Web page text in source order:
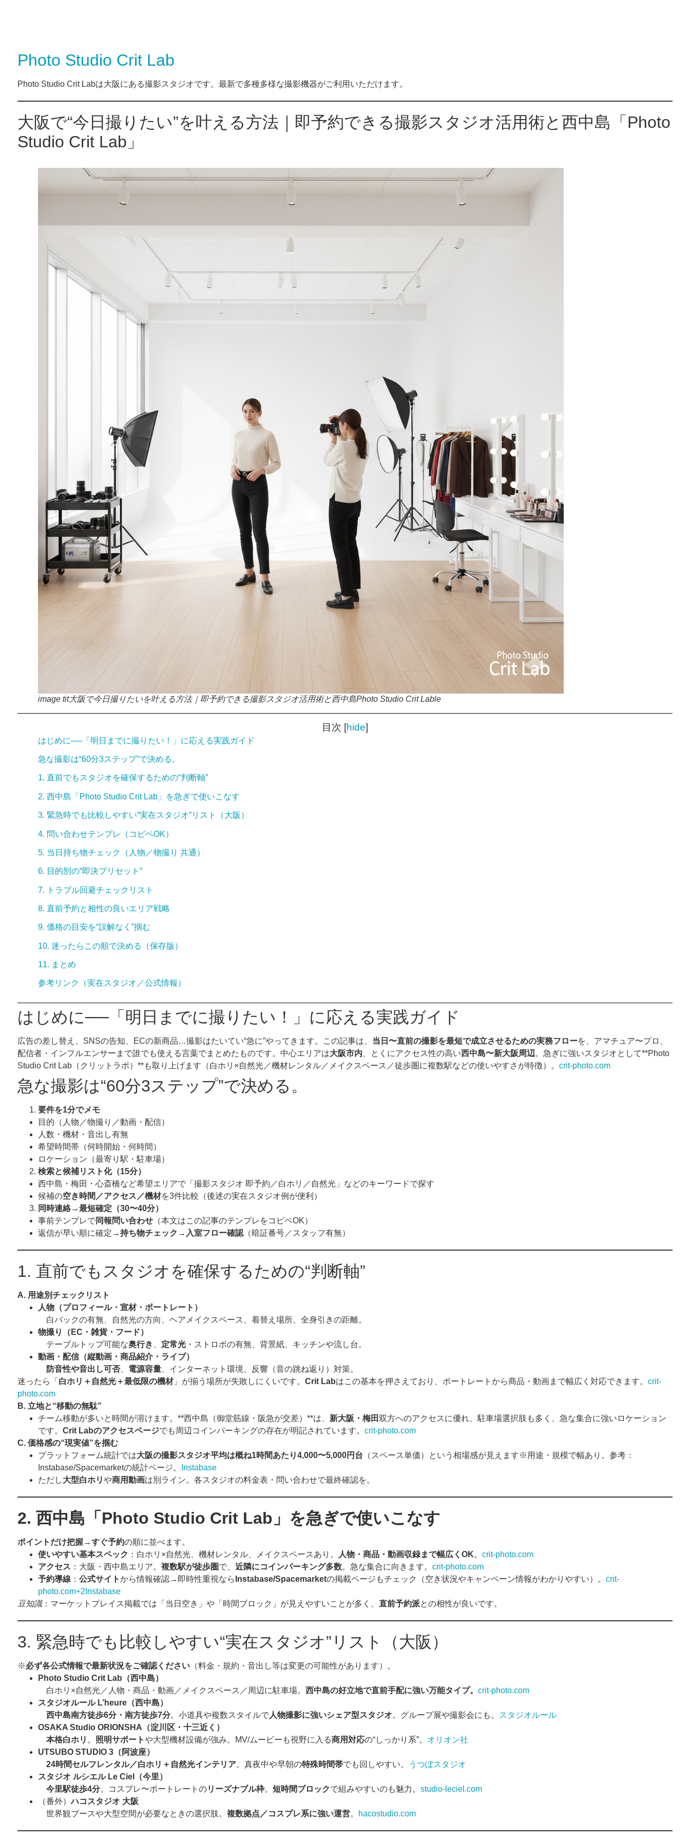
Photo Studio Crit Lab
Photo Studio Crit Labは大阪にある撮影スタジオです。最新で多種多様な撮影機器がご利用いただけます。
大阪で“今日撮りたい”を叶える方法｜即予約できる撮影スタジオ活用術と西中島「Photo
Studio Crit Lab」
image tit大阪で今日撮りたいを叶える方法｜即予約できる撮影スタジオ活用術と西中島Photo Studio Crit Lable
目次 [hide]
はじめに──「明日までに撮りたい！」に応える実践ガイド
急な撮影は“60分3ステップ”で決める。
1. 直前でもスタジオを確保するための“判断軸”
2. 西中島「Photo Studio Crit Lab」を急ぎで使いこなす
3. 緊急時でも比較しやすい“実在スタジオ”リスト（大阪）
4. 問い合わせテンプレ（コピペOK）
5. 当日持ち物チェック（人物／物撮り 共通）
6. 目的別の“即決プリセット”
7. トラブル回避チェックリスト
8. 直前予約と相性の良いエリア戦略
9. 価格の目安を“誤解なく”掴む
10. 迷ったらこの順で決める（保存版）
11. まとめ
参考リンク（実在スタジオ／公式情報）
はじめに──「明日までに撮りたい！」に応える実践ガイド
広告の差し替え、SNSの告知、ECの新商品…撮影はたいてい“急に”やってきます。この記事は、 当日〜直前の撮影を最短で成立させるための実務フローを、アマチュア〜プロ、
配信者・インフルエンサーまで誰でも使える言葉でまとめたものです。中心エリアは大阪市内 、とくにアクセス性の高い西中島〜新大阪周辺。急ぎに強いスタジオとして**Photo
Studio Crit Lab（クリットラボ）**も取り上げます（白ホリ×自然光／機材レンタル／メイクスペース／徒歩圏に複数駅などの使いやすさが特徴）。 crit-photo.com
急な撮影は“60分3ステップ”で決める。
要件を1分でメモ
目的（人物／物撮り／動画・配信）
人数・機材・音出し有無
希望時間帯（何時開始・何時間）
ロケーション（最寄り駅・駐車場）
検索と候補リスト化（15分）
西中島・梅田・心斎橋など希望エリアで「撮影スタジオ 即予約／白ホリ／自然光」などのキーワードで探す
候補の空き時間／アクセス／機材を3件比較（後述の実在スタジオ例が便利）
同時連絡→最短確定（30〜40分）
事前テンプレで同報問い合わせ（本文はこの記事のテンプレをコピペOK）
返信が早い順に確定→持ち物チェック → 入室フロー確認（暗証番号／スタッフ有無）
1. 直前でもスタジオを確保するための“判断軸”
A. 用途別チェックリスト
人物（プロフィール・宣材・ポートレート）
白バックの有無、自然光の方向、ヘアメイクスペース、着替え場所、全身引きの距離。
物撮り（ EC ・雑貨・フード）
テーブルトップ可能な奥行き 定常光・ストロボの有無、背景紙、キッチンや流し台。
動画・配信（縦動画・商品紹介・ライブ）
防音性や音出し可否、 電源容量、インターネット環境、反響（音の跳ね返り）対策。
迷ったら「 白ホリ＋自然光＋最低限の機材」が揃う場所が失敗しにくいです。 Crit Labはこの基本を押さえており、ポートレートから商品・動画まで幅広く対応できます。 crit-
photo.com
B. 立地と“移動の無駄”
チーム移動が多いと時間が溶けます。**西中島（御堂筋線・阪急が交差）**は、 新大阪・梅田双方へのアクセスに優れ、駐車場選択肢も多く、急な集合に強いロケーション
です。 Crit Labのアクセスページでも周辺コインパーキングの存在が明記されています。 crit-photo.com
C. 価格感の“現実値”を掴む
プラットフォーム統計では大阪の撮影スタジオ平均は概ね1時間あたり4,000〜5,000円台 （スペース単価）という相場感が見えます※用途・規模で幅あり。参考：
Instabase/Spacemarketの統計ページ。
Instabase
ただし大型白ホリや商用動画は別ライン。各スタジオの料金表・問い合わせで最終確認を。
2. 西中島「Photo Studio Crit Lab 」を急ぎで使いこなす
ポイントだけ把握→すぐ予約の順に並べます。
使いやすい基本スペック ：白ホリ×自然光、機材レンタル、メイクスペースあり。 人物・商品・動画収録まで幅広くOK。 crit-photo.com
アクセス ：大阪・西中島エリア。 複数駅が徒歩圏で、 近隣にコインパーキング多数。急な集合に向きます。 crit-photo.com
予約導線： 公式サイトから情報確認→即時性重視なら Instabase/Spacemarketの掲載ページもチェック（空き状況やキャンペーン情報がわかりやすい）。 crit-
photo.com+2Instabase
豆知識：マーケットプレイス掲載では「当日空き」や「時間ブロック」が見えやすいことが多く、 直前予約派との相性が良いです。
3. 緊急時でも比較しやすい“実在スタジオ”リスト（大阪）
※必ず各公式情報で最新状況をご確認ください（料金・規約・音出し等は変更の可能性があります）。
Photo Studio Crit Lab（西中島）
白ホリ×自然光／人物・商品・動画／メイクスペース／周辺に駐車場。 西中島の好立地で直前手配に強い万能タイプ。 crit-photo.com
スタジオルール L’heure（西中島）
西中島南方徒歩6分・南方徒歩7分。小道具や複数スタイルで人物撮影に強いシェア型スタジオ。グループ展や撮影会にも。
スタジオルール
OSAKA Studio ORIONSHA （淀川区・十三近く）
本格白ホリ 。 照明サポートや大型機材設備が強み。MV/ムービーも視野に入る商用対応の“しっかり系”。 オリオン社
UTSUBO STUDIO 3（阿波座）
24時間セルフレンタル／白ホリ＋自然光インテリア。真夜中や早朝の特殊時間帯でも回しやすい。
うつぼスタジオ
スタジオ ルシエル Le Ciel（今里）
今里駅徒歩4分。コスプレ〜ポートレートのリーズナブル枠。 短時間ブロックで組みやすいのも魅力。 studio-leciel.com
（番外）ハコスタジオ 大阪
世界観ブースや大型空間が必要なときの選択肢。 複数拠点／コスプレ系に強い運営。 hacostudio.com